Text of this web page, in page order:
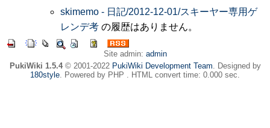
skimemo - 日記/2012-12-01/スキーヤー専用ゲ
レンデ考 の履歴はありません。
Site admin: admin
PukiWiki 1.5.4© 2001-2022 PukiWiki Development Team. Designed by
180style. Powered by PHP . HTML convert time: 0.000 sec.